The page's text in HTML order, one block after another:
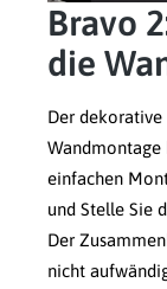
Bravo
die
Der
einfachen
und Stelle Sie
Der
nicht